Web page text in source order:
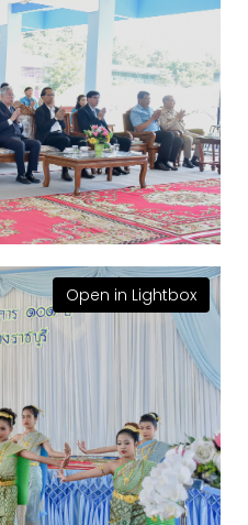
Open in Lightbox